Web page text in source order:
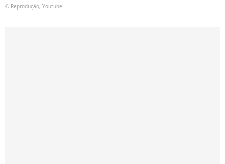
© Reprodução, Youtube